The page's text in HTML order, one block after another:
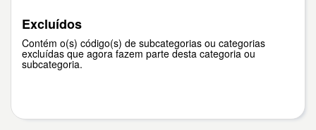
Excluídos
Contém o(s) código(s) de subcategorias ou categorias
excluídas que agora fazem parte desta categoria ou
subcategoria.